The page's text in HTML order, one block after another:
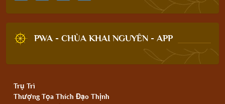
PWA - CHÙA KHAI NGUYÊN - APP
Trụ Trì
Thượng Tọa Thích Đạo Thịnh